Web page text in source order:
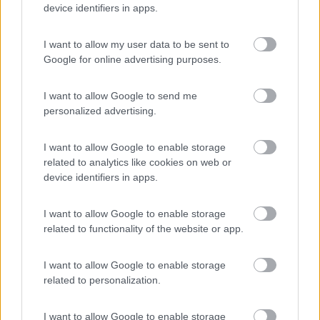
device identifiers in apps.
I want to allow my user data to be sent to
Google for online advertising purposes.
I want to allow Google to send me
personalized advertising.
I want to allow Google to enable storage
related to analytics like cookies on web or
device identifiers in apps.
I want to allow Google to enable storage
related to functionality of the website or app.
I want to allow Google to enable storage
related to personalization.
I want to allow Google to enable storage
BS, collegando a questo il booster ed il frigo (soluzione che
per il condizionatore; 2) cambiare l'alternatore con uno più
potente; 3) non fare nulla se l'assorbimento, senza le ventole, è
considerando che le ventole si inseriscono solo in alcune
occasioni e che il booster, a BS carica, passa ad assorbimenti
molto più modesti. Certo che, se l'alternatore è da 50-60A non
Frank
Originally posted by maanibal I
...E' quindi sempre consigliabile collegare il frigo alla BM, con un
> Salute a tutti, mi sembra un discorso sensato, l'unica
giusto, anzi è talmente giusto che normalmente penso siano già